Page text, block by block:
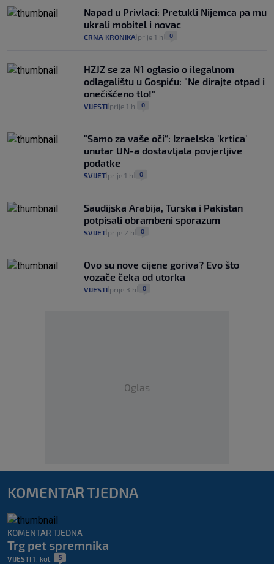
Napad u Privlaci: Pretukli Nijemca pa mu
ukrali mobitel i novac
CRNA KRONIKA prije 1 h 0
HZJZ se za N1 oglasio o ilegalnom
odlagalištu u Gospiću: "Ne dirajte otpad i
onečišćeno tlo!"
VIJESTI prije 1 h 0
"Samo za vaše oči“: Izraelska 'krtica'
unutar UN-a dostavljala povjerljive
podatke
SVIJET prije 1 h 0
Saudijska Arabija, Turska i Pakistan
potpisali obrambeni sporazum
SVIJET prije 2 h 0
Ovo su nove cijene goriva? Evo što
vozače čeka od utorka
VIJESTI prije 3 h 0
Oglas
KOMENTAR TJEDNA
KOMENTAR TJEDNA
Trg pet spremnika
VIJESTI 1. kol. 5